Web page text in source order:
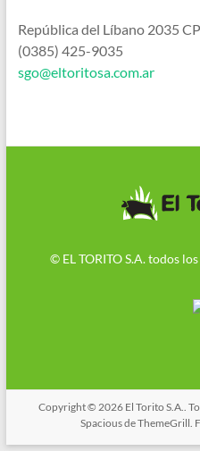
República del Líbano 2035
(0385) 425-9035
sgo@eltoritosa.com.ar
© EL TORITO S.A. todos
Copyright © 2026 El Torito S.A..
Spaciousde ThemeGrill.